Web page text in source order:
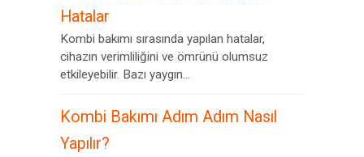
Hatalar
Kombi bakımı sırasında yapılan hatalar,
cihazın verimliliğini ve ömrünü olumsuz
etkileyebilir. Bazı yaygın...
Kombi Bakımı Adım Adım Nasıl
Yapılır?